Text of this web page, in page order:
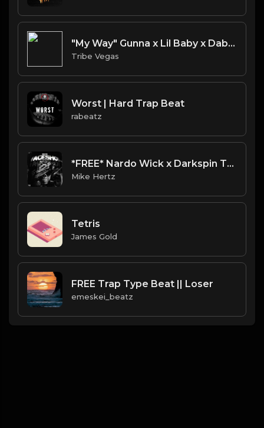
"My Way" Gunna x Lil Baby x Dababy type beat
Tribe Vegas
Worst | Hard Trap Beat
rabeatz
*FREE* Nardo Wick x Darkspin Type Beat 2022 - "Traveler" [Prod. @mikehertz808 + @11lbs]
Mike Hertz
Tetris
James Gold
FREE Trap Type Beat || Loser
emeskei_beatz